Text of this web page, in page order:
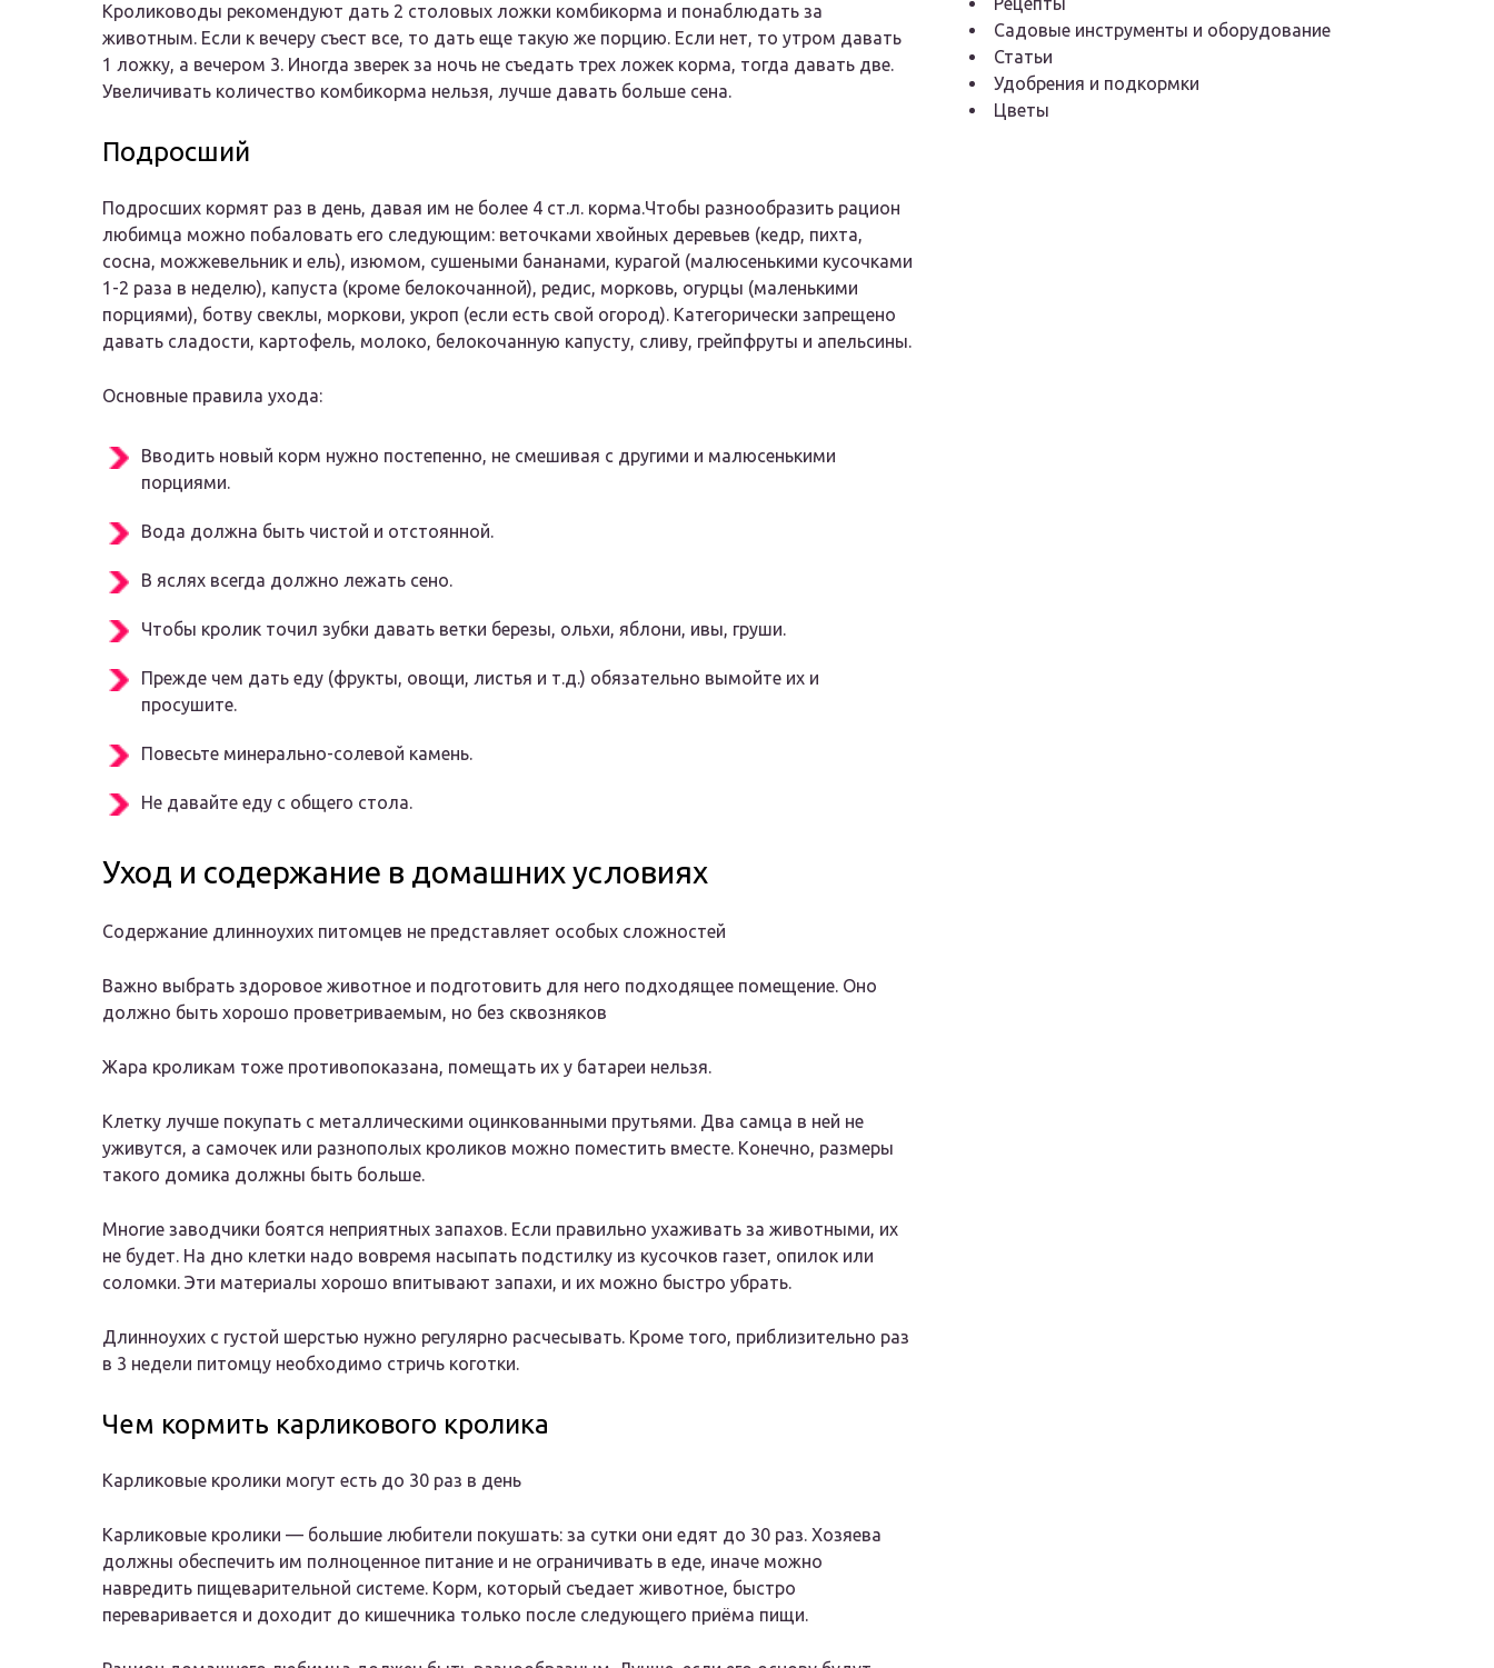
Кролиководы рекомендуют дать 2 столовых ложки комбикорма и понаблюдать за
животным. Если к вечеру съест все, то дать еще такую же порцию. Если нет, то утром давать
1 ложку, а вечером 3. Иногда зверек за ночь не съедать трех ложек корма, тогда давать две.
Увеличивать количество комбикорма нельзя, лучше давать больше сена.
Подросший
Подросших кормят раз в день, давая им не более 4 ст.л. корма.Чтобы разнообразить рацион
любимца можно побаловать его следующим: веточками хвойных деревьев (кедр, пихта,
сосна, можжевельник и ель), изюмом, сушеными бананами, курагой (малюсенькими кусочками
1-2 раза в неделю), капуста (кроме белокочанной), редис, морковь, огурцы (маленькими
порциями), ботву свеклы, моркови, укроп (если есть свой огород). Категорически запрещено
давать сладости, картофель, молоко, белокочанную капусту, сливу, грейпфруты и апельсины.
Основные правила ухода:
Вводить новый корм нужно постепенно, не смешивая с другими и малюсенькими
порциями.
Вода должна быть чистой и отстоянной.
В яслях всегда должно лежать сено.
Чтобы кролик точил зубки давать ветки березы, ольхи, яблони, ивы, груши.
Прежде чем дать еду (фрукты, овощи, листья и т.д.) обязательно вымойте их и
просушите.
Повесьте минерально-солевой камень.
Не давайте еду с общего стола.
Уход и содержание в домашних условиях
Содержание длинноухих питомцев не представляет особых сложностей
Важно выбрать здоровое животное и подготовить для него подходящее помещение. Оно
должно быть хорошо проветриваемым, но без сквозняков
Жара кроликам тоже противопоказана, помещать их у батареи нельзя.
Клетку лучше покупать с металлическими оцинкованными прутьями. Два самца в ней не
уживутся, а самочек или разнополых кроликов можно поместить вместе. Конечно, размеры
такого домика должны быть больше.
Многие заводчики боятся неприятных запахов. Если правильно ухаживать за животными, их
не будет. На дно клетки надо вовремя насыпать подстилку из кусочков газет, опилок или
соломки. Эти материалы хорошо впитывают запахи, и их можно быстро убрать.
Длинноухих с густой шерстью нужно регулярно расчесывать. Кроме того, приблизительно раз
в 3 недели питомцу необходимо стричь коготки.
Чем кормить карликового кролика
Карликовые кролики могут есть до 30 раз в день
Карликовые кролики — большие любители покушать: за сутки они едят до 30 раз. Хозяева
должны обеспечить им полноценное питание и не ограничивать в еде, иначе можно
навредить пищеварительной системе. Корм, который съедает животное, быстро
переваривается и доходит до кишечника только после следующего приёма пищи.
Садовые инструменты и оборудование
Статьи
Удобрения и подкормки
Цветы